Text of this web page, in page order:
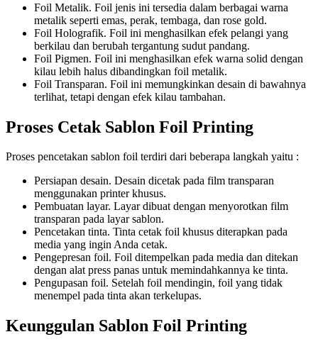
Foil Metalik. Foil jenis ini tersedia dalam berbagai warna
metalik seperti emas, perak, tembaga, dan rose gold.
Foil Holografik. Foil ini menghasilkan efek pelangi yang
berkilau dan berubah tergantung sudut pandang.
Foil Pigmen. Foil ini menghasilkan efek warna solid dengan
kilau lebih halus dibandingkan foil metalik.
Foil Transparan. Foil ini memungkinkan desain di bawahnya
terlihat, tetapi dengan efek kilau tambahan.
Proses Cetak Sablon Foil Printing
Proses pencetakan sablon foil terdiri dari beberapa langkah yaitu :
Persiapan desain. Desain dicetak pada film transparan
menggunakan printer khusus.
Pembuatan layar. Layar dibuat dengan menyorotkan film
transparan pada layar sablon.
Pencetakan tinta. Tinta cetak foil khusus diterapkan pada
media yang ingin Anda cetak.
Pengepresan foil. Foil ditempelkan pada media dan ditekan
dengan alat press panas untuk memindahkannya ke tinta.
Pengupasan foil. Setelah foil mendingin, foil yang tidak
menempel pada tinta akan terkelupas.
Keunggulan Sablon Foil Printing